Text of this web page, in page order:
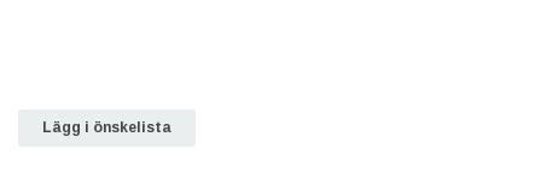
Lägg i önskelista